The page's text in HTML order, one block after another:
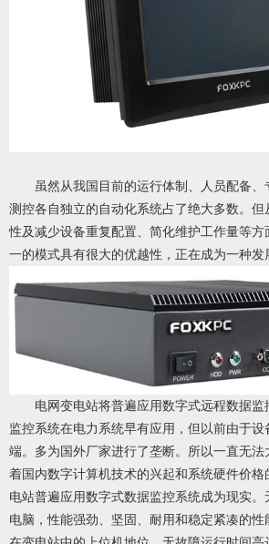
虽然从我国目前的运行体制、人员配备、
测控各自独立的自动化系统占了绝大多数。但
性及减少设备重复配置、简化维护工作量等方
一的模式具有很大的优越性，正在成为一种发
电网变电站将普遍应用数字式远程数据监
监控系统在电力系统早有应用，但以前由于设
端。多为国外厂家进行了垄断。所以一直无
着国内数字计算机技术的兴起和系统硬件价
电站普遍应用数字式数据监控系统成为现实。
电脑，性能强劲、坚固、耐用和稳定紧凑的